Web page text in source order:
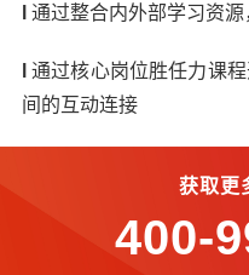
通过整合内外部学习资
通过核心岗位胜任力课
间的互动连接
获取更
400-